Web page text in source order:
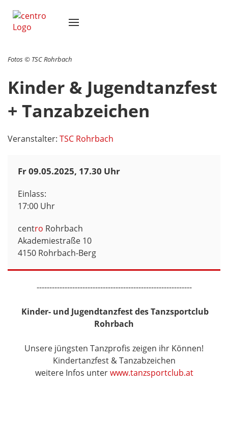
Allgemein
Nutzbarkeit
Kapazitäten/Raumaufteilung
Kontakt
Gastronomie
Bestuhlung
Personal
Technik
Termine & Tickets
Rückblick
Infos für Veranstalter
Saal mieten
Veranstalten über den Verein "KIM"
Fotos für Bestuhlung bei Hochzeit
Kontakt
Ansprechpersonen
Anfrage
Fotos © TSC Rohrbach
Kinder & Jugendtanzfest
+ Tanzabzeichen
Veranstalter: TSC Rohrbach
Fr 09.05.2025, 17.30 Uhr
Einlass:
17:00 Uhr
centro Rohrbach
Akademiestraße 10
4150 Rohrbach-Berg
-------------------------------------------------------------
Kinder- und Jugendtanzfest des Tanzsportclub
Rohrbach
Unsere jüngsten Tanzprofis zeigen ihr Können!
Kindertanzfest & Tanzabzeichen
weitere Infos unterwww.tanzsportclub.at